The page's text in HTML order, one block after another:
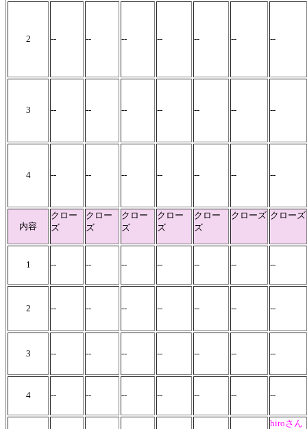
2 -- -- -- -- -- -- --
3 -- -- -- -- -- -- --
4 -- -- -- -- -- -- --
内容
クロー
ズ
クロー
ズ
クロー
ズ
クロー
ズ
クロー
ズ
クローズ クローズ
1 -- -- -- -- -- -- --
2 -- -- -- -- -- -- --
3 -- -- -- -- -- -- --
4 -- -- -- -- -- -- --
hiroさん